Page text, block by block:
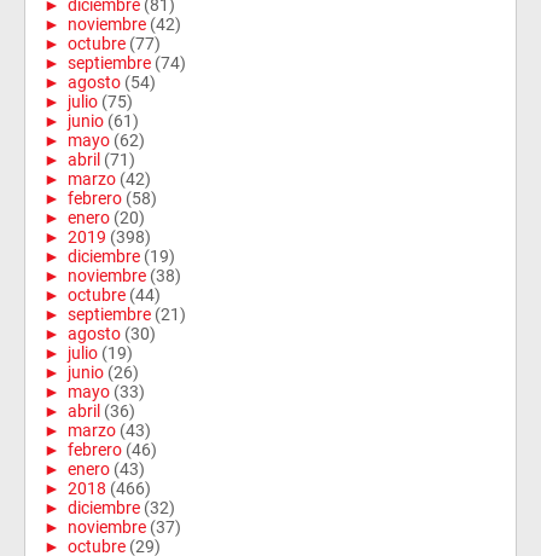
► diciembre (81)
► noviembre (42)
► octubre (77)
► septiembre (74)
► agosto (54)
► julio (75)
► junio (61)
► mayo (62)
► abril (71)
► marzo (42)
► febrero (58)
► enero (20)
► 2019 (398)
► diciembre (19)
► noviembre (38)
► octubre (44)
► septiembre (21)
► agosto (30)
► julio (19)
► junio (26)
► mayo (33)
► abril (36)
► marzo (43)
► febrero (46)
► enero (43)
► 2018 (466)
► diciembre (32)
► noviembre (37)
► octubre (29)